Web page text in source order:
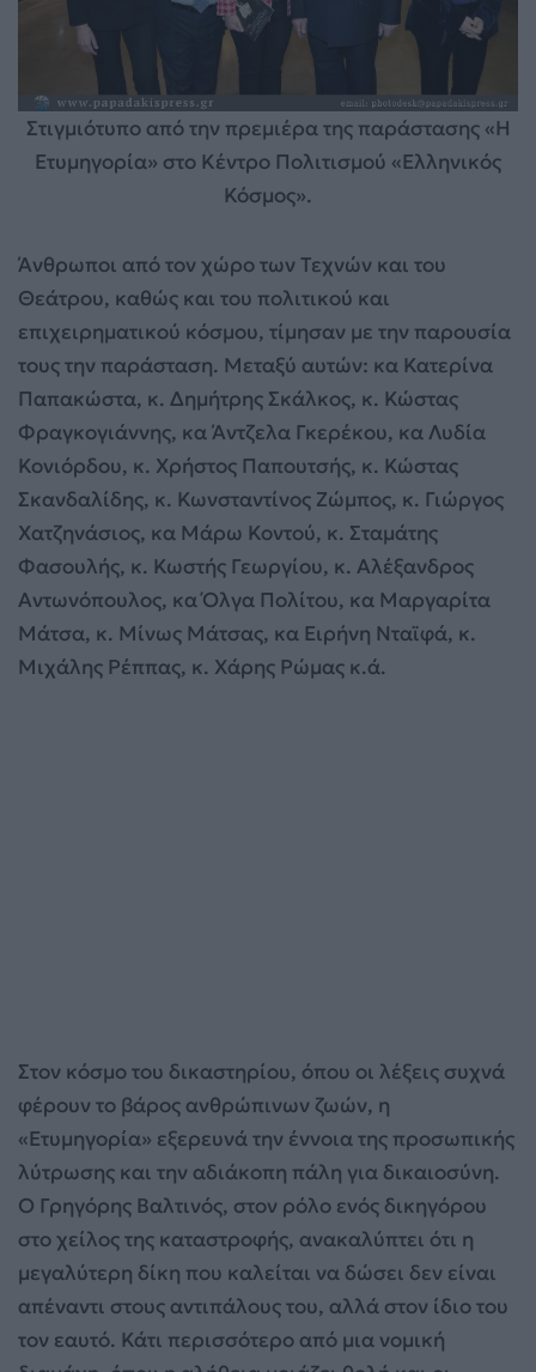
Στιγμιότυπο από την πρεμιέρα της παράστασης «Η
Ετυμηγορία» στο Κέντρο Πολιτισμού «Ελληνικός
Κόσμος».
Άνθρωποι από τον χώρο των Τεχνών και του
Θεάτρου, καθώς και του πολιτικού και
επιχειρηματικού κόσμου, τίμησαν με την παρουσία
τους την παράσταση. Μεταξύ αυτών: κα Κατερίνα
Παπακώστα, κ. Δημήτρης Σκάλκος, κ. Κώστας
Φραγκογιάννης, κα Άντζελα Γκερέκου, κα Λυδία
Κονιόρδου, κ. Χρήστος Παπουτσής, κ. Κώστας
Σκανδαλίδης, κ. Κωνσταντίνος Ζώμπος, κ. Γιώργος
Χατζηνάσιος, κα Μάρω Κοντού, κ. Σταμάτης
Φασουλής, κ. Κωστής Γεωργίου, κ. Αλέξανδρος
Αντωνόπουλος, κα Όλγα Πολίτου, κα Μαργαρίτα
Μάτσα, κ. Μίνως Μάτσας, κα Ειρήνη Νταϊφά, κ.
Μιχάλης Ρέππας, κ. Χάρης Ρώμας κ.ά.
Στον κόσμο του δικαστηρίου, όπου οι λέξεις συχνά
φέρουν το βάρος ανθρώπινων ζωών, η
«Ετυμηγορία» εξερευνά την έννοια της προσωπικής
λύτρωσης και την αδιάκοπη πάλη για δικαιοσύνη.
Ο Γρηγόρης Βαλτινός, στον ρόλο ενός δικηγόρου
στο χείλος της καταστροφής, ανακαλύπτει ότι η
μεγαλύτερη δίκη που καλείται να δώσει δεν είναι
απέναντι στους αντιπάλους του, αλλά στον ίδιο του
τον εαυτό. Κάτι περισσότερο από μια νομική